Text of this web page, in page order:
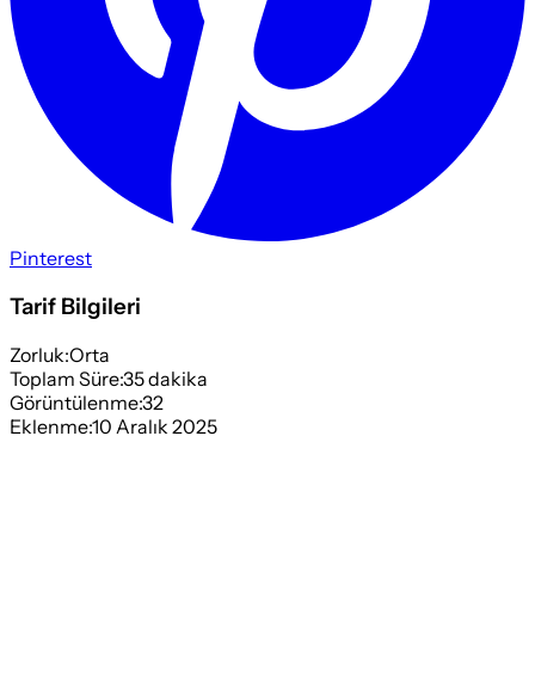
Pinterest
Tarif Bilgileri
Zorluk:Orta
Toplam Süre:35dakika
Görüntülenme:32
Eklenme:10 Aralık 2025